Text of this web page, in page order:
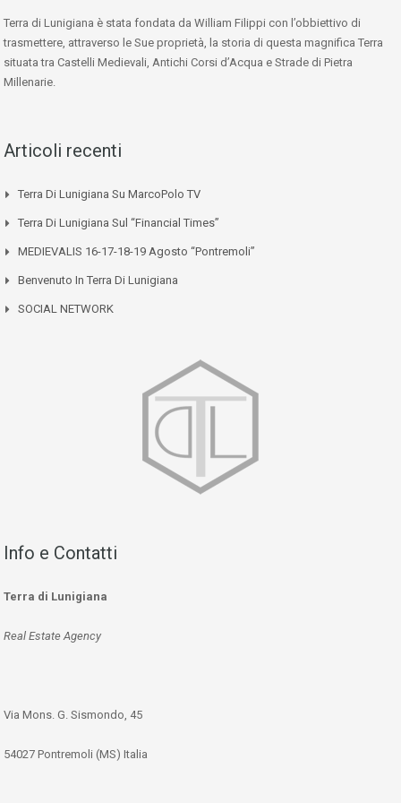
Terra di Lunigiana è stata fondata da William Filippi con l’obbiettivo di
trasmettere, attraverso le Sue proprietà, la storia di questa magnifica Terra
situata tra Castelli Medievali, Antichi Corsi d’Acqua e Strade di Pietra
Millenarie.
Articoli recenti
Terra Di Lunigiana Su MarcoPolo TV
Terra Di Lunigiana Sul “Financial Times”
MEDIEVALIS 16-17-18-19 Agosto “Pontremoli”
Benvenuto In Terra Di Lunigiana
SOCIAL NETWORK
Info e Contatti
Terra di Lunigiana
Real Estate Agency
Via Mons. G. Sismondo, 45
54027 Pontremoli (MS) Italia